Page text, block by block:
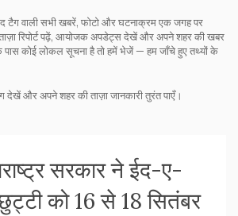
टैग वाली सभी खबरें, फोटो और घटनाक्रम एक जगह पर
रिपोर्ट पढ़ें, आयोजक अपडेट्स देखें और अपने शहर की खबर
कोई लोकल सूचना है तो हमें भेजें — हम जाँचे हुए तथ्यों के
देखें और अपने शहर की ताज़ा जानकारी तुरंत पाएँ।
सरकार ने ईद-ए-
को 16 से 18 सितंबर